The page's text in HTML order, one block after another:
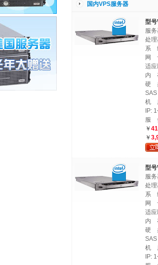
国内VPS服务器
型
服
处
系
网
适
内
硬
机
IP:
服
￥
￥
型
服
处
系
网
适
内
硬
机
IP: